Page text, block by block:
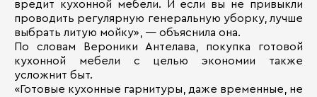
вредит кухонной мебели. И если вы не привыкли
проводить регулярную генеральную уборку, лучше
выбрать литую мойку», — объяснила она.
По словам Вероники Антелава, покупка готовой
кухонной мебели с целью экономии также
усложнит быт.
«Готовые кухонные гарнитуры, даже временные, не